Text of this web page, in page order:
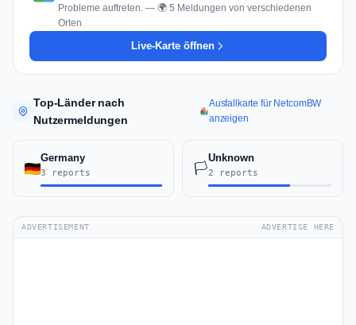
Probleme auftreten. — 🌍 5 Meldungen von verschiedenen
Orten
Live-Karte öffnen
Top-Länder nach
Nutzermeldungen
Ausfallkarte für NetcomBW
anzeigen
Germany
3 reports 🏳️
Unknown
2 reports
ADVERTISEMENT ADVERTISE HERE